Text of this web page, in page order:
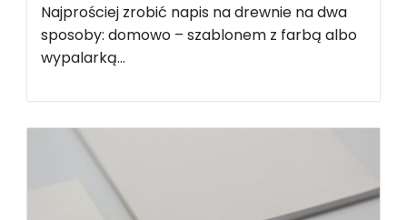
Najprościej zrobić napis na drewnie na dwa
sposoby: domowo – szablonem z farbą albo
wypalarką...